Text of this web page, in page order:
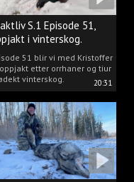
20:31
S.1 Episode 51,
i vinterskog.
51 blir vi med Kristoffer
etter orrhaner og tiur
vinterskog.